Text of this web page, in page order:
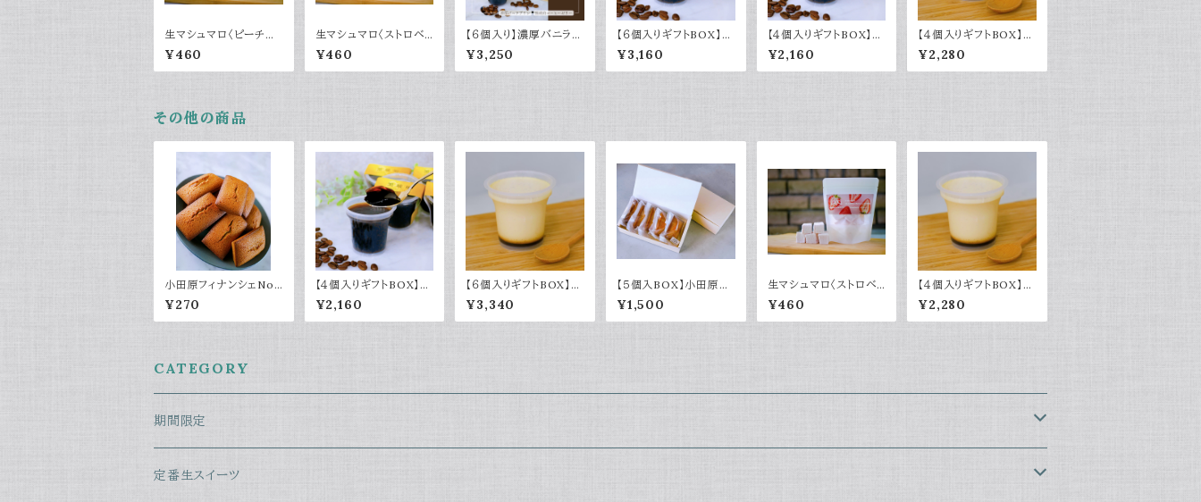
生マシュマロ〈ピーチウ
ーロン〉
¥460
生マシュマロ〈ストロベリ
ー〉
¥460
【６個入り】濃厚バニラプ
リン＆黒琥珀コーヒーゼ
リーギフト
¥3,250
【６個入りギフトBOX】黒
琥珀コーヒーゼリー
¥3,160
【４個入りギフトBOX】黒
琥珀コーヒーゼリー
¥2,160
【４個入りギフトBOX】濃
厚バニラプリン
¥2,280
その他の商品
小田原フィナンシェNo.
002～焦がしバター香
る～
¥270
【４個入りギフトBOX】黒
琥珀コーヒーゼリー
¥2,160
【６個入りギフトBOX】濃
厚バニラプリン
¥3,340
【５個入BOX】小田原フ
ィナンシェNo.002～焦
がしバター香る～
¥1,500
生マシュマロ〈ストロベリ
ー〉
¥460
【４個入りギフトBOX】濃
厚バニラプリン
¥2,280
CATEGORY
期間限定
バレンタイン
定番生スイーツ